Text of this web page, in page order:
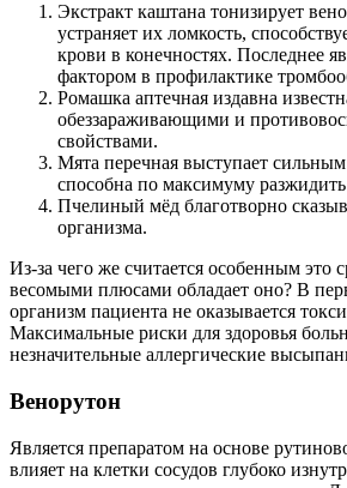
Экстракт каштана тонизирует
устраняет их ломкость,
крови в конечностях. Последнее
фактором в профилактике
Ромашка аптечная издавна
обеззараживающими и
свойствами.
Мята перечная выступает
способна по максимуму
Пчелиный мёд благотворно
организма.
Из-за чего же считается особенным это
весомыми плюсами обладает оно? В
организм пациента не оказывается
Максимальные риски для здоровья
незначительные аллергические
Венорутон
Является препаратом на основе
влияет на клетки сосудов глубоко